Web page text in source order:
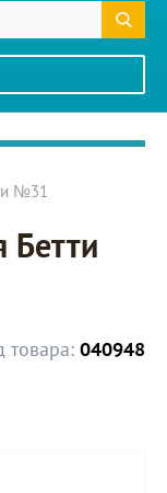
№31
Бетти
товара: 040948